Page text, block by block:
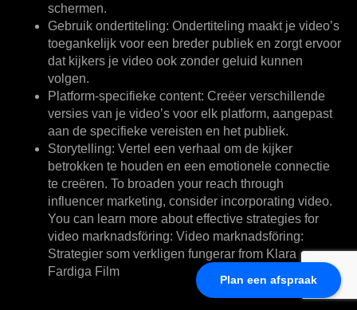
Plan een afspraak
schermen.
Gebruik ondertiteling: Ondertiteling maakt je video’s
toegankelijk voor een breder publiek en zorgt ervoor
dat kijkers je video ook zonder geluid kunnen
volgen.
Platform-specifieke content: Creëer verschillende
versies van je video’s voor elk platform, aangepast
aan de specifieke vereisten en het publiek.
Storytelling: Vertel een verhaal om de kijker
betrokken te houden en een emotionele connectie
te creëren. To broaden your reach through
influencer marketing, consider incorporating video.
You can learn more about effective strategies for
video marknadsföring: Video marknadsföring:
Strategier som verkligen fungerar from Klara
Fardiga Film